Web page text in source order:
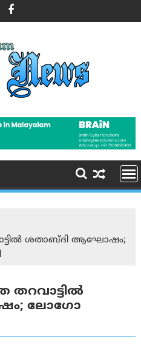
ശതാബ്ദി ആഘോഷം;
തറവാട്ടിൽ
ലോഗോ